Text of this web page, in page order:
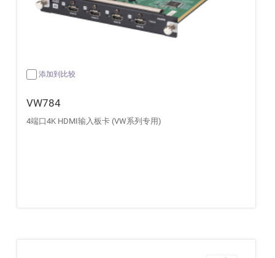
添加到比较
VW784
4端口4K HDMI输入板卡 (VW系列专用)